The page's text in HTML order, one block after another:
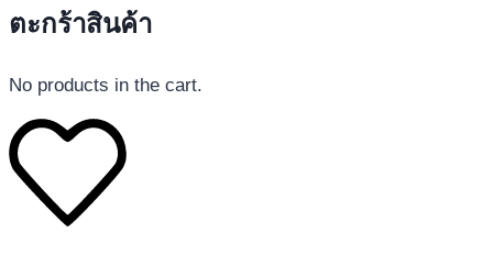
ตะกร้าสินค้า
No products in the cart.